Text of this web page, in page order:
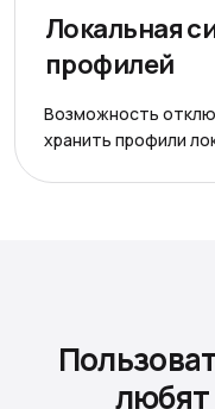
Локальная
профилей
Возможность
хранить профили